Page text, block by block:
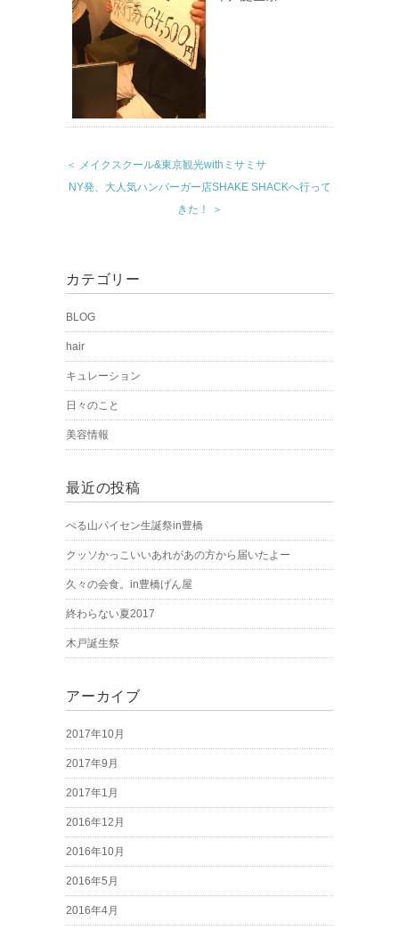
＜ メイクスクール&東京観光withミサミサ
NY発、大人気ハンバーガー店SHAKE SHACKへ行って
きた！ ＞
カテゴリー
BLOG
hair
キュレーション
日々のこと
美容情報
最近の投稿
ぺる山パイセン生誕祭in豊橋
クッソかっこいいあれがあの方から届いたよー
久々の会食。in豊橋げん屋
終わらない夏2017
木戸誕生祭
アーカイブ
2017年10月
2017年9月
2017年1月
2016年12月
2016年10月
2016年5月
2016年4月